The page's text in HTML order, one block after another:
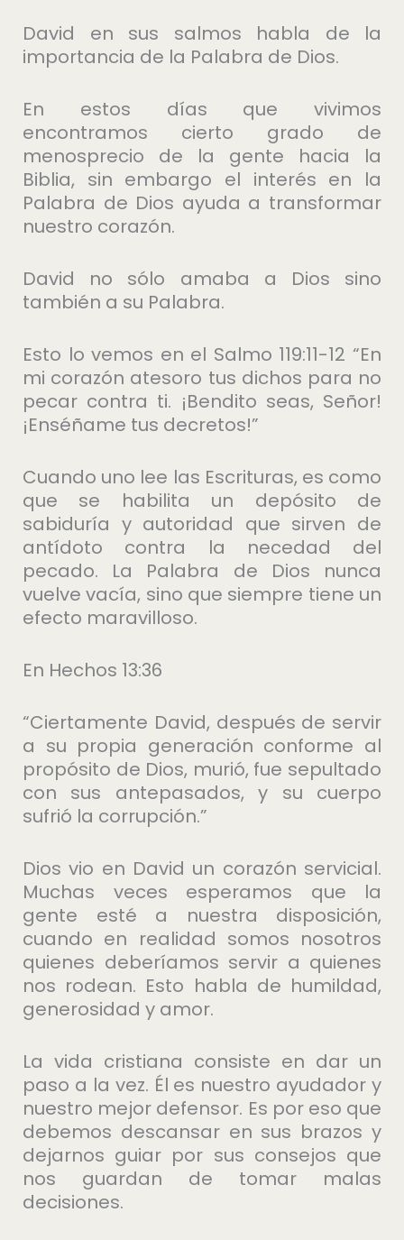
David en sus salmos habla de la
importancia de la Palabra de Dios.
En estos días que vivimos
encontramos cierto grado de
menosprecio de la gente hacia la
Biblia, sin embargo el interés en la
Palabra de Dios ayuda a transformar
nuestro corazón.
David no sólo amaba a Dios sino
también a su Palabra.
Esto lo vemos en el Salmo 119:11-12 “En
mi corazón atesoro tus dichos para no
pecar contra ti. ¡Bendito seas, Señor!
¡Enséñame tus decretos!”
Cuando uno lee las Escrituras, es como
que se habilita un depósito de
sabiduría y autoridad que sirven de
antídoto contra la necedad del
pecado. La Palabra de Dios nunca
vuelve vacía, sino que siempre tiene un
efecto maravilloso.
En Hechos 13:36
“Ciertamente David, después de servir
a su propia generación conforme al
propósito de Dios, murió, fue sepultado
con sus antepasados, y su cuerpo
sufrió la corrupción.”
Dios vio en David un corazón servicial.
Muchas veces esperamos que la
gente esté a nuestra disposición,
cuando en realidad somos nosotros
quienes deberíamos servir a quienes
nos rodean. Esto habla de humildad,
generosidad y amor.
La vida cristiana consiste en dar un
paso a la vez. Él es nuestro ayudador y
nuestro mejor defensor. Es por eso que
debemos descansar en sus brazos y
dejarnos guiar por sus consejos que
nos guardan de tomar malas
decisiones.